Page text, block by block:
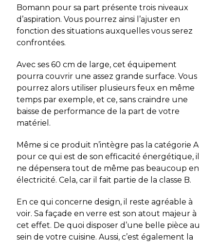
Bomann pour sa part présente trois niveaux
d’aspiration. Vous pourrez ainsi l’ajuster en
fonction des situations auxquelles vous serez
confrontées.
Avec ses 60 cm de large, cet équipement
pourra couvrir une assez grande surface. Vous
pourrez alors utiliser plusieurs feux en même
temps par exemple, et ce, sans craindre une
baisse de performance de la part de votre
matériel.
Même si ce produit n’intègre pas la catégorie A
pour ce qui est de son efficacité énergétique, il
ne dépensera tout de même pas beaucoup en
électricité. Cela, car il fait partie de la classe B.
En ce qui concerne design, il reste agréable à
voir. Sa façade en verre est son atout majeur à
cet effet. De quoi disposer d’une belle pièce au
sein de votre cuisine. Aussi, c’est également la